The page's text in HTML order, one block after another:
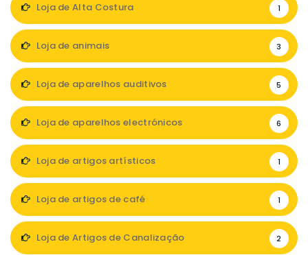
Loja de Alta Costura 1
Loja de animais 3
Loja de aparelhos auditivos 5
Loja de aparelhos electrónicos 6
Loja de artigos artísticos 1
Loja de artigos de café 1
Loja de Artigos de Canalização 2